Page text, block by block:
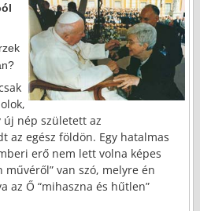
új nép született az
az egész földön. Egy hatalmas
erő nem lett volna képes
művéről” van szó, melyre én
az Ő “mihaszna és hűtlen”